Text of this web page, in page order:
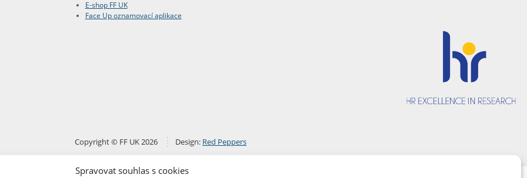
Spravovat souhlas s cookies
E-shop FF UK
Face Up oznamovací aplikace
Copyright © FF UK 2026 Design: Red Peppers